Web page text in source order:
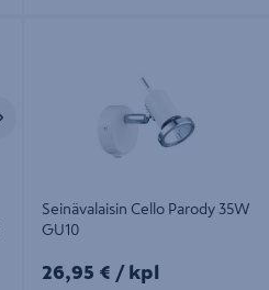
Seinävalaisin Cello Parody 35W
GU10
26,95€/kpl
26,95 € / kpl